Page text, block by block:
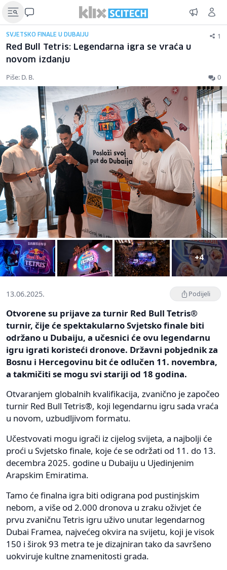
SVJETSKO FINALE U DUBAIJU 1
Red Bull Tetris: Legendarna igra se vraća u
novom izdanju
Piše: D. B. 0
+4
13.06.2025. Podijeli
Otvorene su prijave za turnir Red Bull Tetris®
turnir, čije će spektakularno Svjetsko finale biti
održano u Dubaiju, a učesnici će ovu legendarnu
igru igrati koristeći dronove. Državni pobjednik za
Bosnu i Hercegovinu bit će odlučen 11. novembra,
a takmičiti se mogu svi stariji od 18 godina.
Otvaranjem globalnih kvalifikacija, zvanično je započeo
turnir Red Bull Tetris®, koji legendarnu igru sada vraća
u novom, uzbudljivom formatu.
Učestvovati mogu igrači iz cijelog svijeta, a najbolji će
proći u Svjetsko finale, koje će se održati od 11. do 13.
decembra 2025. godine u Dubaiju u Ujedinjenim
Arapskim Emiratima.
Tamo će finalna igra biti odigrana pod pustinjskim
nebom, a više od 2.000 dronova u zraku oživjet će
prvu zvaničnu Tetris igru uživo unutar legendarnog
Dubai Framea, najvećeg okvira na svijetu, koji je visok
150 i širok 93 metra te je dizajniran tako da savršeno
uokviruje kultne znamenitosti grada.